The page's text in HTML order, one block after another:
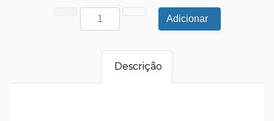
Adicionar
Descrição